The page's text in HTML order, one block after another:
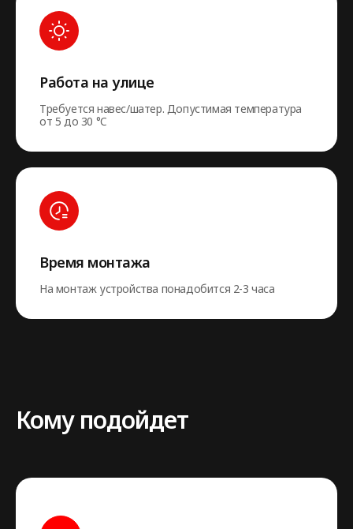
Работа на улице
Требуется навес/шатер. Допустимая температура
от 5 до 30 °C
Время монтажа
На монтаж устройства понадобится 2-3 часа
Кому подойдет